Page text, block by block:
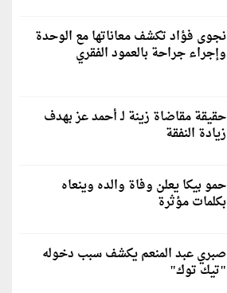
نجوى فؤاد تكشف معاناتها مع الوحدة
وإجراء جراحة بالعمود الفقري
حقيقة مقاضاة زينة لـ أحمد عز بهدف
زيادة النفقة
حمو بيكا يعلن وفاة والده وينعاه
بكلمات مؤثرة
صبري عبد المنعم يكشف سبب دخوله
"تيك توك"